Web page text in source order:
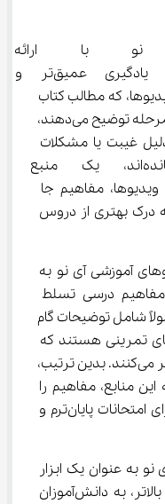
با ارائه
دانش‌آموزان پایه نهم امکان یادگیری عمیق‌تر و
می‌آورد. این ویدیوها، که مطالب کتاب
درسی را به‌صورت دقیق و مرحله به مرحله توضیح می‌دهند،
که به دلیل غیبت یا مشکلات
دیگر از درس عقب
تماشای ویدیوها، مفاهیم جا
درک بهتری از دروس
ویدیوهای آموزشی آی نو به
تا به مفاهیم درسی تسلط
شامل توضیحات گام
مثال‌های عملی و پرسش‌های تمرینی هستند که
فرآیند یادگیری را تعاملی‌تر و جذاب‌تر می‌کنند. بدین ترتیب،
به این منابع، مفاهیم را
بهتر درک کرده و به راحتی آنها را برای امتحانات پایان‌ترم و
به عنوان یک ابزار
کمکی مؤثر در آمادگی برای مقاطع بالاتر، به دانش‌آموزان